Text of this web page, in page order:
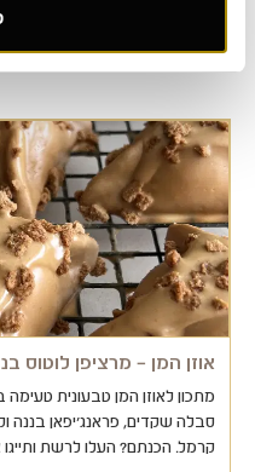
אוזן המן – מרציפן לוטוס
מתכון לאוזן המן טבעונית
סבלה שקדים, פראנג'יפאן בננה
קרמל. הכנתם? העלו לרשת ותייגו